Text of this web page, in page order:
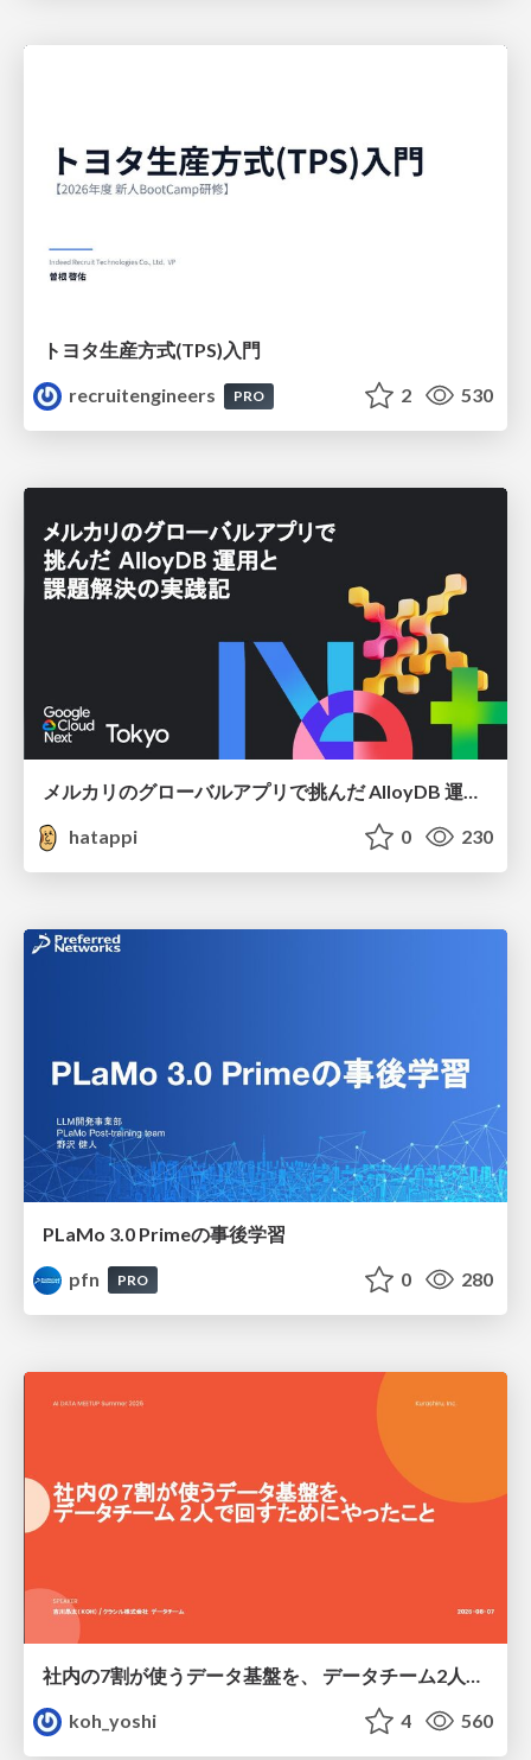
トヨタ⽣産⽅式(TPS)⼊⾨
recruitengineers
PRO 2 530
メルカリのグローバルアプリで挑んだ AlloyDB 運用と課題解決の実践記
hatappi
0 230
PLaMo 3.0 Primeの事後学習
pfn
PRO 0 280
社内の7割が使うデータ基盤を、 データチーム2人で回すためにやったこと
koh_yoshi
4 560